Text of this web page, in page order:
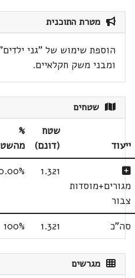
מטרת התוכנית
הוספת שימוש של "גני
ומבני משק חקלאיים.
שטחים
ייעוד
שטח
(דונם)
%
מגורים+מוסדות
צבור
1.321
סה"כ 1.321
100%
מגרשים